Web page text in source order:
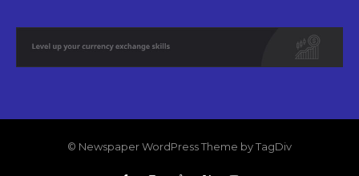
© Newspaper WordPress Theme by TagDiv